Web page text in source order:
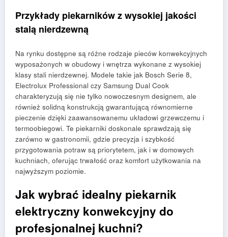
Przykłady piekarników z wysokiej jakości
stalą nierdzewną
Na rynku dostępne są różne rodzaje pieców konwekcyjnych
wyposażonych w obudowy i wnętrza wykonane z wysokiej
klasy stali nierdzewnej. Modele takie jak Bosch Serie 8,
Electrolux Professional czy Samsung Dual Cook
charakteryzują się nie tylko nowoczesnym designem, ale
również solidną konstrukcją gwarantującą równomierne
pieczenie dzięki zaawansowanemu układowi grzewczemu i
termoobiegowi. Te piekarniki doskonale sprawdzają się
zarówno w gastronomii, gdzie precyzja i szybkość
przygotowania potraw są priorytetem, jak i w domowych
kuchniach, oferując trwałość oraz komfort użytkowania na
najwyższym poziomie.
Jak wybrać idealny piekarnik
elektryczny konwekcyjny do
profesjonalnej kuchni?